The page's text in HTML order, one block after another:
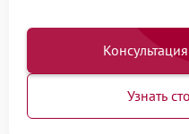
Узнать